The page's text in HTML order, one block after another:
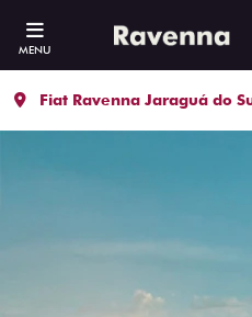
MENU
Fiat Ravenna Jaraguá do